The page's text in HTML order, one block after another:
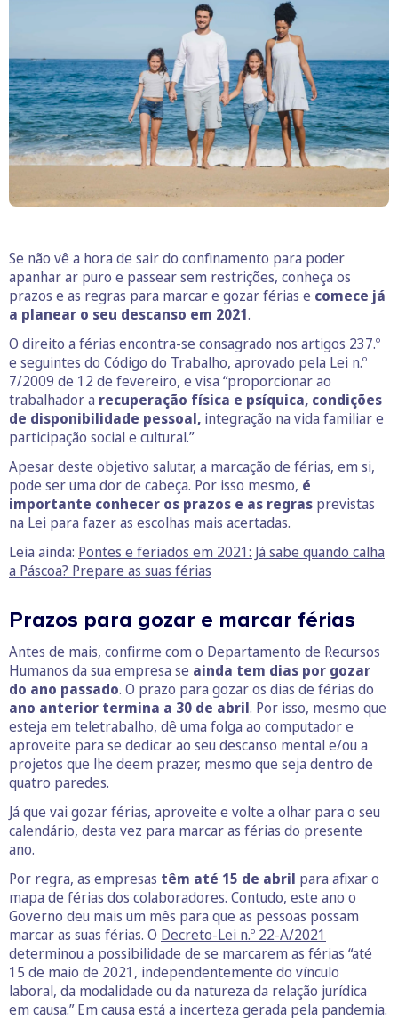
Se não vê a hora de sair do confinamento para poder
apanhar ar puro e passear sem restrições, conheça os
prazos e as regras para marcar e gozar férias e comece já
a planear o seu descanso em 2021.
O direito a férias encontra-se consagrado nos artigos 237.º
e seguintes do Código do Trabalho, aprovado pela Lei n.º
7/2009 de 12 de fevereiro, e visa “proporcionar ao
trabalhador a recuperação física e psíquica, condições
de disponibilidade pessoal, integração na vida familiar e
participação social e cultural.”
Apesar deste objetivo salutar, a marcação de férias, em si,
pode ser uma dor de cabeça. Por isso mesmo, é
importante conhecer os prazos e as regras previstas
na Lei para fazer as escolhas mais acertadas.
Leia ainda: Pontes e feriados em 2021: Já sabe quando calha
a Páscoa? Prepare as suas férias
Prazos para gozar e marcar férias
Antes de mais, confirme com o Departamento de Recursos
Humanos da sua empresa se ainda tem dias por gozar
do ano passado. O prazo para gozar os dias de férias do
ano anterior termina a 30 de abril. Por isso, mesmo que
esteja em teletrabalho, dê uma folga ao computador e
aproveite para se dedicar ao seu descanso mental e/ou a
projetos que lhe deem prazer, mesmo que seja dentro de
quatro paredes.
Já que vai gozar férias, aproveite e volte a olhar para o seu
calendário, desta vez para marcar as férias do presente
ano.
Por regra, as empresas têm até 15 de abril para afixar o
mapa de férias dos colaboradores. Contudo, este ano o
Governo deu mais um mês para que as pessoas possam
marcar as suas férias. O Decreto-Lei n.º 22-A/2021
determinou a possibilidade de se marcarem as férias “até
15 de maio de 2021, independentemente do vínculo
laboral, da modalidade ou da natureza da relação jurídica
em causa.” Em causa está a incerteza gerada pela pandemia.